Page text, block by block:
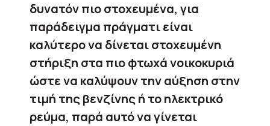
δυνατόν πιο στοχευμένα, για
παράδειγμα πράγματι είναι
καλύτερο να δίνεται στοχευμένη
στήριξη στα πιο φτωχά νοικοκυριά
ώστε να καλύψουν την αύξηση στην
τιμή της βενζίνης ή το ηλεκτρικό
ρεύμα, παρά αυτό να γίνεται